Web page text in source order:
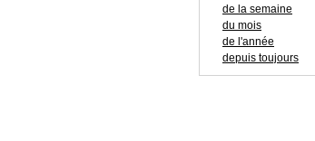
de la semaine
du mois
de l'année
depuis toujours